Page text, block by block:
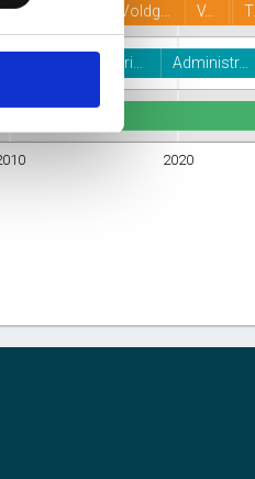
2020
Vester Voldg… V… T…
og eksperi… Administr…